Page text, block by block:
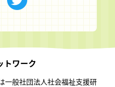
トワーク
一般社団法⼈社会福祉⽀援研